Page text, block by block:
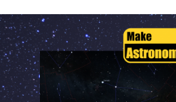
Inhalt
springen